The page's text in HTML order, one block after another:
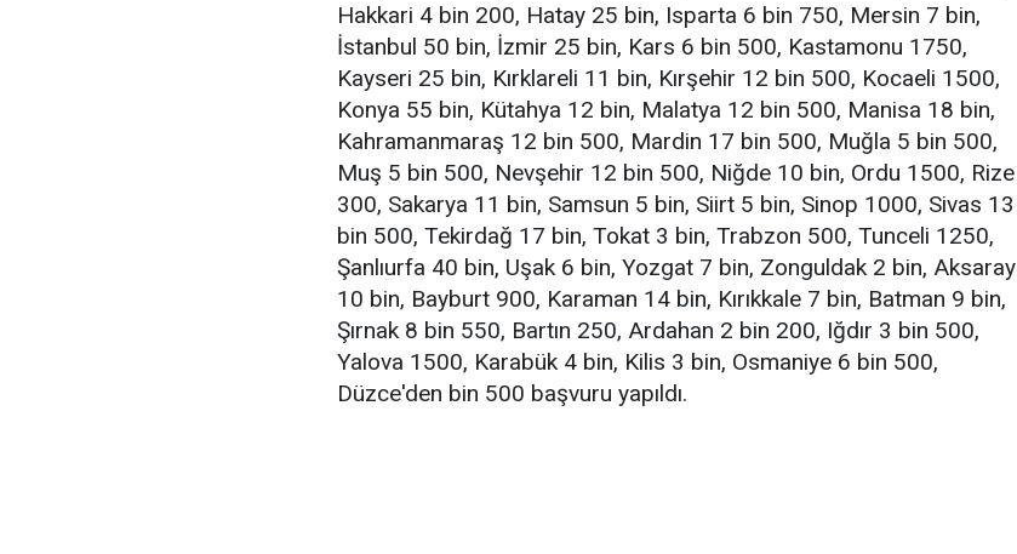
Hakkari 4 bin 200, Hatay 25 bin, Isparta 6 bin 750, Mersin 7 bin,
İstanbul 50 bin, İzmir 25 bin, Kars 6 bin 500, Kastamonu 1750,
Kayseri 25 bin, Kırklareli 11 bin, Kırşehir 12 bin 500, Kocaeli 1500,
Konya 55 bin, Kütahya 12 bin, Malatya 12 bin 500, Manisa 18 bin,
Kahramanmaraş 12 bin 500, Mardin 17 bin 500, Muğla 5 bin 500,
Muş 5 bin 500, Nevşehir 12 bin 500, Niğde 10 bin, Ordu 1500, Rize
300, Sakarya 11 bin, Samsun 5 bin, Siirt 5 bin, Sinop 1000, Sivas 13
bin 500, Tekirdağ 17 bin, Tokat 3 bin, Trabzon 500, Tunceli 1250,
Şanlıurfa 40 bin, Uşak 6 bin, Yozgat 7 bin, Zonguldak 2 bin, Aksaray
10 bin, Bayburt 900, Karaman 14 bin, Kırıkkale 7 bin, Batman 9 bin,
Şırnak 8 bin 550, Bartın 250, Ardahan 2 bin 200, Iğdır 3 bin 500,
Yalova 1500, Karabük 4 bin, Kilis 3 bin, Osmaniye 6 bin 500,
Düzce'den bin 500 başvuru yapıldı.